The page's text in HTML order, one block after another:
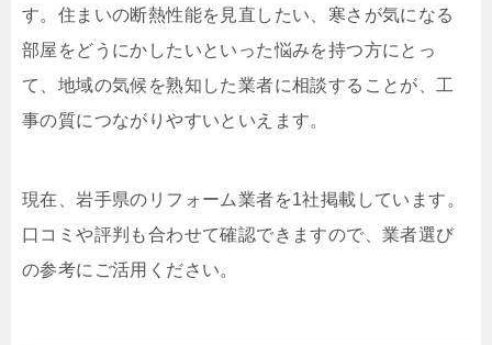
す。住まいの断熱性能を見直したい、寒さが気になる
部屋をどうにかしたいといった悩みを持つ方にとっ
て、地域の気候を熟知した業者に相談することが、工
事の質につながりやすいといえます。
現在、岩手県のリフォーム業者を1社掲載しています。
口コミや評判も合わせて確認できますので、業者選び
の参考にご活用ください。